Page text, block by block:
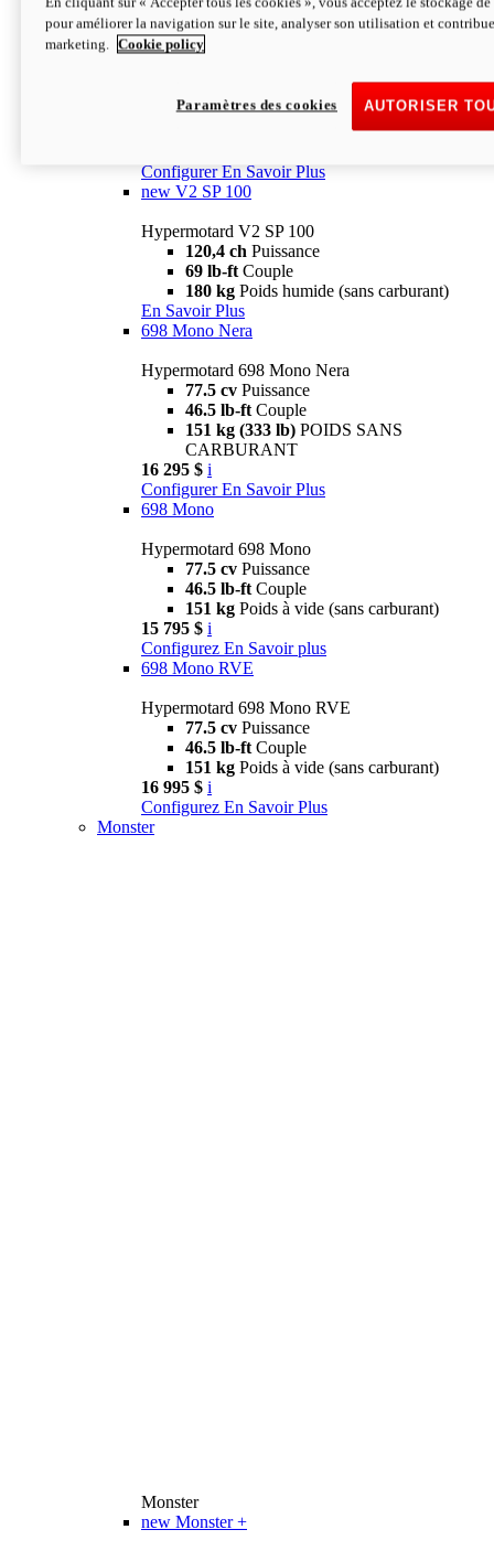
Configurer En Savoir Plus
newV2 SP
69 lb-ftCouple
Poids humide (sans carburant)
Configurer En Savoir Plus
new V2 SP 100
Hypermotard V2 SP 100
120,4 ch Puissance
69 lb-ft Couple
180 kg Poids humide (sans carburant)
En Savoir Plus
698 Mono Nera
Hypermotard 698 Mono Nera
77.5 cv Puissance
46.5 lb-ft Couple
151 kg (333 lb) POIDS SANS
CARBURANT
16 295 $ i
Configurer En Savoir Plus
698 Mono
Hypermotard 698 Mono
77.5 cv Puissance
46.5 lb-ft Couple
151 kg Poids à vide (sans carburant)
15 795 $ i
Configurez En Savoir plus
698 Mono RVE
Hypermotard 698 Mono RVE
77.5 cv Puissance
46.5 lb-ft Couple
151 kg Poids à vide (sans carburant)
16 995 $ i
Configurez En Savoir Plus
Monster
Monster
new Monster +
pour améliorer la navigation sur le site, analyser son utilisation et
marketing.
Cookie policy
AUTORISER
Paramètres des cookies